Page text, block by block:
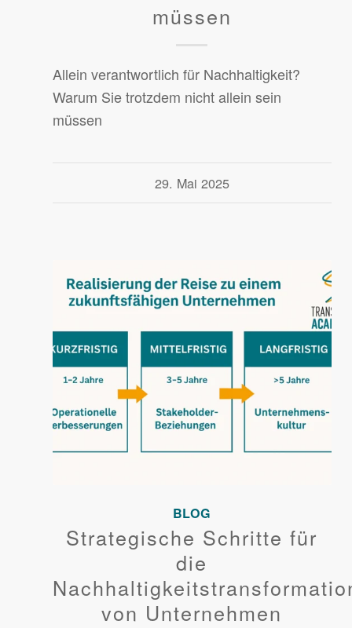
müssen
Allein verantwortlich für Nachhaltigkeit?
Warum Sie trotzdem nicht allein sein
müssen
29. Mai 2025
BLOG
Strategische Schritte für
die
von Unternehmen